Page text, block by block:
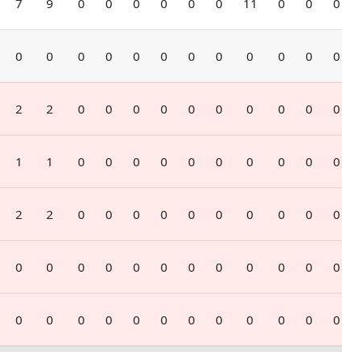
7 9 0 0 0 0 0 0 11 0 0 0
0 0 0 0 0 0 0 0 0 0 0 0
2 2 0 0 0 0 0 0 0 0 0 0
1 1 0 0 0 0 0 0 0 0 0 0
2 2 0 0 0 0 0 0 0 0 0 0
0 0 0 0 0 0 0 0 0 0 0 0
0 0 0 0 0 0 0 0 0 0 0 0